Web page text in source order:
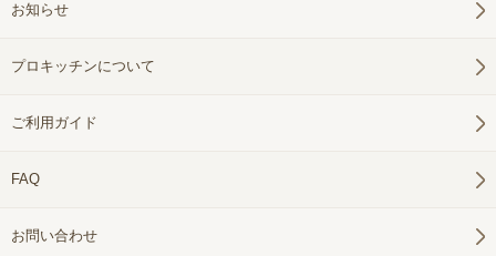
お知らせ
プロキッチンについて
ご利用ガイド
FAQ
お問い合わせ